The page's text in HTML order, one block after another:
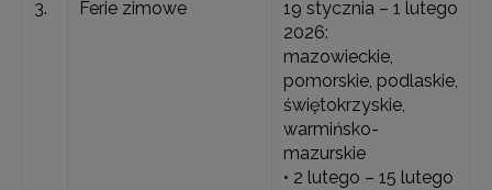
3. Ferie zimowe
19 stycznia – 1 lutego
2026:
mazowieckie,
pomorskie, podlaskie,
świętokrzyskie,
warmińsko-
mazurskie
• 2 lutego – 15 lutego